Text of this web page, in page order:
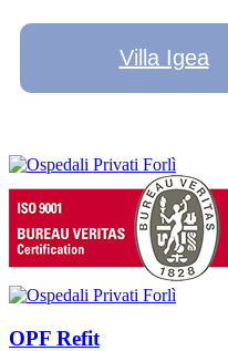
Villa Igea
OPF Refit